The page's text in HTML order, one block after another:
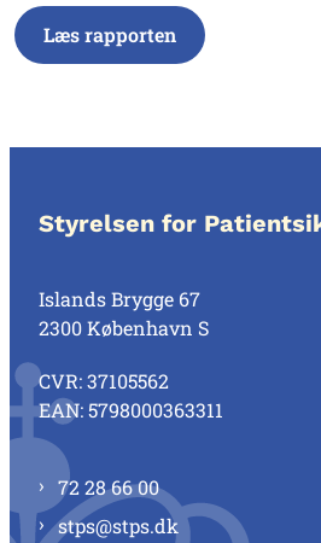
Læs rapporten
Styrelsen for
Islands Brygge 67
2300 København S
CVR: 37105562
EAN: 5798000363311
72 28 66 00
stps@stps.dk